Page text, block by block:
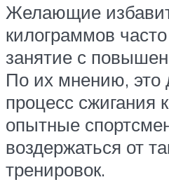
Желающие
килограммов
занятие с
По их мнению, это
процесс сжигания
опытные
воздержаться от
тренировок.